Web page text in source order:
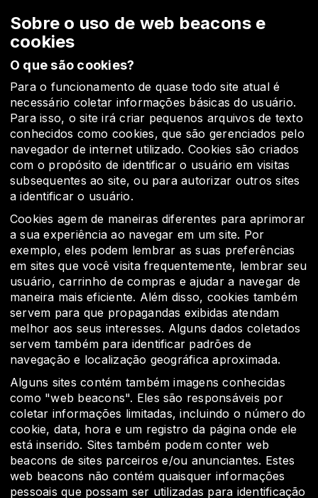
Sobre o uso de web beacons e
cookies
O que são cookies?
Para o funcionamento de quase todo site atual é
necessário coletar informações básicas do usuário.
Para isso, o site irá criar pequenos arquivos de texto
conhecidos como cookies, que são gerenciados pelo
navegador de internet utilizado. Cookies são criados
com o propósito de identificar o usuário em visitas
subsequentes ao site, ou para autorizar outros sites
a identificar o usuário.
Cookies agem de maneiras diferentes para aprimorar
a sua experiência ao navegar em um site. Por
exemplo, eles podem lembrar as suas preferências
em sites que você visita frequentemente, lembrar seu
usuário, carrinho de compras e ajudar a navegar de
maneira mais eficiente. Além disso, cookies também
servem para que propagandas exibidas atendam
melhor aos seus interesses. Alguns dados coletados
servem também para identificar padrões de
navegação e localização geográfica aproximada.
Alguns sites contém também imagens conhecidas
como "web beacons". Eles são responsáveis por
coletar informações limitadas, incluindo o número do
cookie, data, hora e um registro da página onde ele
está inserido. Sites também podem conter web
beacons de sites parceiros e/ou anunciantes. Estes
web beacons não contém quaisquer informações
pessoais que possam ser utilizadas para identificação